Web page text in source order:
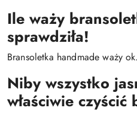
Ile waży
sprawdziła!
Bransoletka handmade waży
Niby wszystko
właściwie